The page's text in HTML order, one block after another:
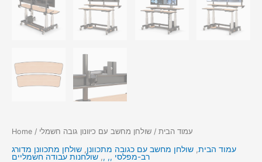
Home / עמוד הבית / שולחן מחשב עם כיוונון גובה חשמלי
עמוד הבית, שולחן מחשב עם כגובה מתכוונן, שולחן מתכוונן מדורג
רב-מפלסי ,, ,, שולחנות עבודה חשמליים